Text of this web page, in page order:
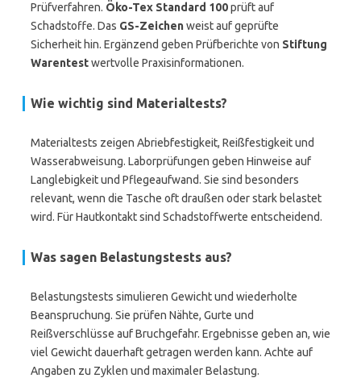
Prüfverfahren. Öko-Tex Standard 100prüft auf
Schadstoffe. Das GS-Zeichenweist auf geprüfte
Sicherheit hin. Ergänzend geben Prüfberichte von Stiftung
Warentestwertvolle Praxisinformationen.
Wie wichtig sind Materialtests?
Materialtests zeigen Abriebfestigkeit, Reißfestigkeit und
Wasserabweisung. Laborprüfungen geben Hinweise auf
Langlebigkeit und Pflegeaufwand. Sie sind besonders
relevant, wenn die Tasche oft draußen oder stark belastet
wird. Für Hautkontakt sind Schadstoffwerte entscheidend.
Was sagen Belastungstests aus?
Belastungstests simulieren Gewicht und wiederholte
Beanspruchung. Sie prüfen Nähte, Gurte und
Reißverschlüsse auf Bruchgefahr. Ergebnisse geben an, wie
viel Gewicht dauerhaft getragen werden kann. Achte auf
Angaben zu Zyklen und maximaler Belastung.